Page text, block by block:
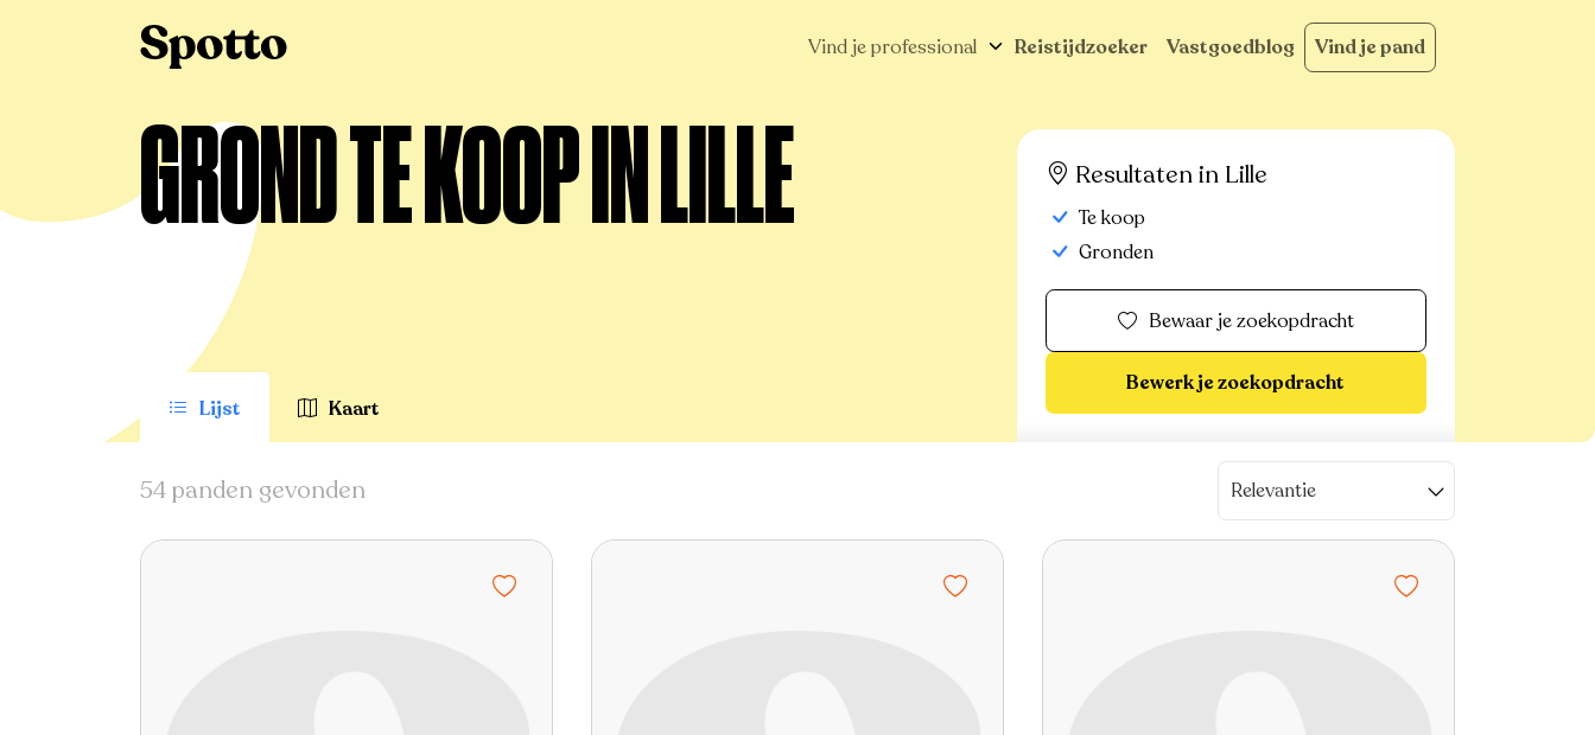
Vind je professional Reistijdzoeker Vastgoedblog Vind je pand
GROND TE KOOP IN LILLE
Lijst Kaart
Resultaten in Lille
Te koop
Gronden
Bewaar je zoekopdracht
Bewerk je zoekopdracht
54 panden gevonden Relevantie